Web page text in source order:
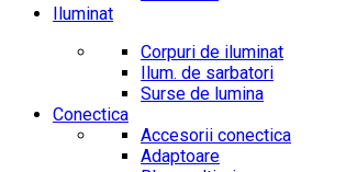
Iluminat
Corpuri de iluminat
Ilum. de sarbatori
Surse de lumina
Conectica
Accesorii conectica
Adaptoare